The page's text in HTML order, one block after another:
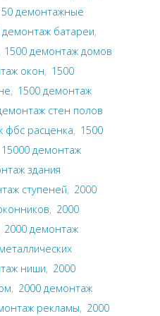
демонтажные
демонтаж батареи,
1500 демонтаж домов
окон, 1500
, 1500 демонтаж
стен полов
фбс расценка, 1500
15000 демонтаж
здания
ступеней, 2000
, 2000
2000 демонтаж
ниши, 2000
, 2000 демонтаж
рекламы, 2000